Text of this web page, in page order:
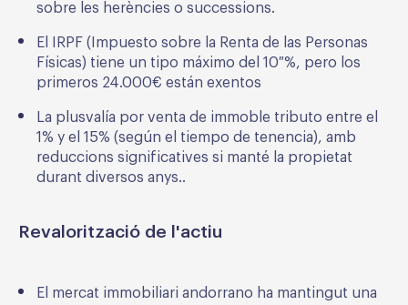
sobre les herències o successions.
El IRPF (Impuesto sobre la Renta de las Personas
Físicas) tiene un tipo máximo del 10 %, pero los
primeros 24.000€ están exentos
La plusvalía por venta de immoble tributo entre el
1% y el 15% (según el tiempo de tenencia), amb
reduccions significatives si manté la propietat
durant diversos anys..
Revalorització de l'actiu
El mercat immobiliari andorrano ha mantingut una